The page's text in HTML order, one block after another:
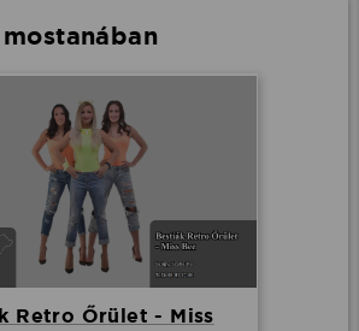
Retro Őrület - Miss